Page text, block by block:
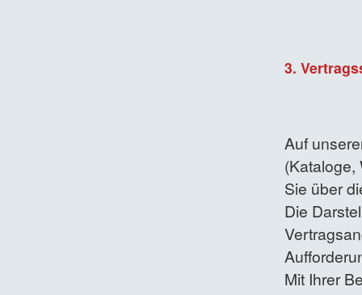
3.
Auf
(Kataloge,
Sie über
Die
Mit Ihrer